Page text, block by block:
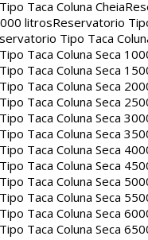
Taca Coluna Cheia
litrosReservatorio
Tipo Taca
Taca Coluna Seca
Taca Coluna Seca
Taca Coluna Seca
Taca Coluna Seca
Taca Coluna Seca
Taca Coluna Seca
Taca Coluna Seca
Taca Coluna Seca
Taca Coluna Seca
Taca Coluna Seca
Taca Coluna Seca
Taca Coluna Seca